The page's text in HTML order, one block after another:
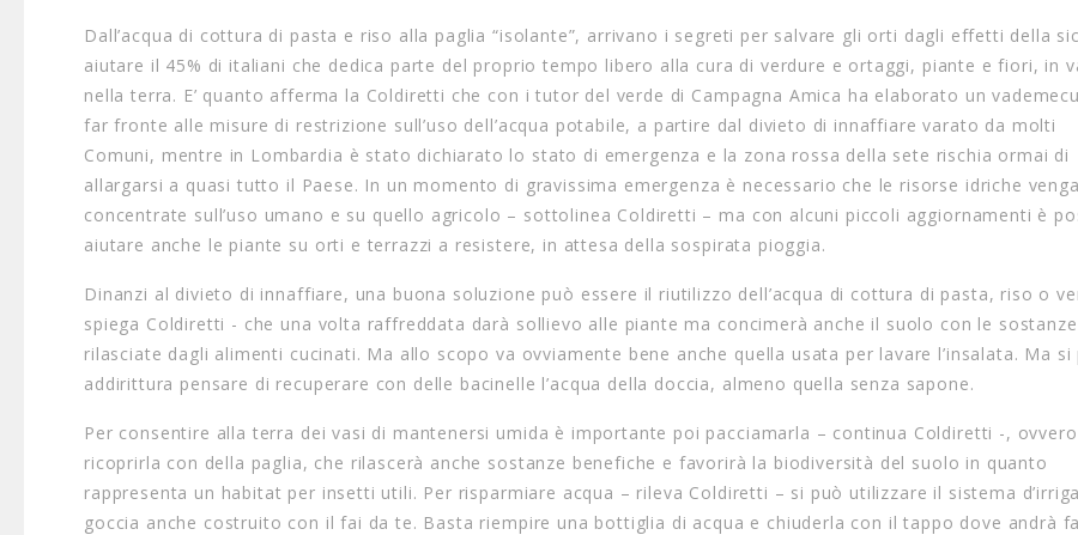
Dall’acqua di cottura di pasta e riso alla paglia “isolante”, arrivano i segreti per salvare gli orti dagli effetti della
aiutare il 45% di italiani che dedica parte del proprio tempo libero alla cura di verdure e ortaggi, piante e fiori, in
nella terra. E’ quanto afferma la Coldiretti che con i tutor del verde di Campagna Amica ha elaborato un
far fronte alle misure di restrizione sull’uso dell’acqua potabile, a partire dal divieto di innaffiare varato da molti
Comuni, mentre in Lombardia è stato dichiarato lo stato di emergenza e la zona rossa della sete rischia ormai di
allargarsi a quasi tutto il Paese​. In un momento di gravissima emergenza è necessario che le risorse idriche
concentrate sull’uso umano e su quello agricolo – sottolinea Coldiretti – ma con alcuni piccoli aggiornamenti è
aiutare anche le piante su orti e terrazzi a resistere, in attesa della sospirata pioggia.
Dinanzi al divieto di innaffiare, una buona soluzione può essere il riutilizzo dell’acqua di cottura di pasta, riso o
spiega Coldiretti - che una volta raffreddata darà sollievo alle piante ma concimerà anche il suolo con le sostanze
rilasciate dagli alimenti cucinati. Ma allo scopo va ovviamente bene anche quella usata per lavare l’insalata. Ma si
addirittura pensare di recuperare con delle bacinelle l’acqua della doccia, almeno quella senza sapone.
Per consentire alla terra dei vasi di mantenersi umida è importante poi pacciamarla – continua Coldiretti -, ovvero
ricoprirla con della paglia, che rilascerà anche sostanze benefiche e favorirà la biodiversità del suolo in quanto
rappresenta un habitat per insetti utili. Per risparmiare acqua – rileva Coldiretti – si può utilizzare il sistema
goccia anche costruito con il fai da te. Basta riempire una bottiglia di acqua e chiuderla con il tappo dove andrà